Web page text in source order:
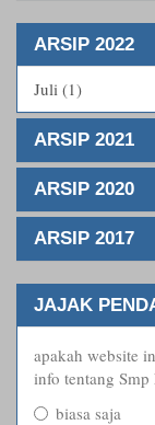
ARSIP 2022
Juli (1)
ARSIP 2021
ARSIP 2020
ARSIP 2017
JAJAK
apakah website
info tentang
biasa saja